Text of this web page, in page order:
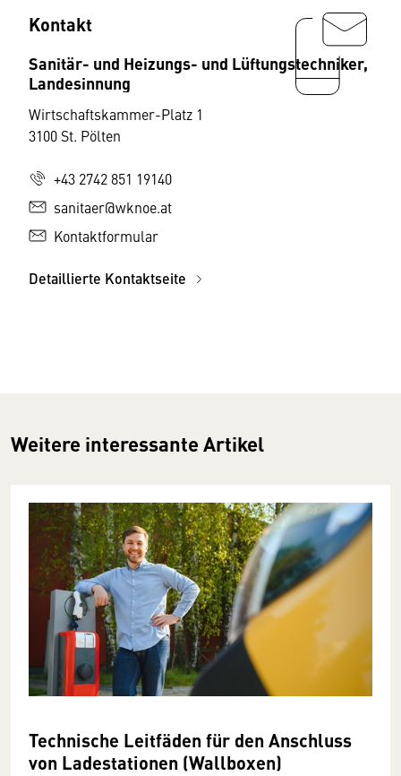
Kontakt
Sanitär- und Heizungs- und Lüftungstechniker,
Landesinnung
Wirtschaftskammer-Platz 1
3100 St. Pölten
+43 2742 851 19140
sanitaer@wknoe.at
Kontaktformular
Detaillierte Kontaktseite
Weitere interessante Artikel
Technische Leitfäden für den Anschluss
von Ladestationen (Wallboxen)